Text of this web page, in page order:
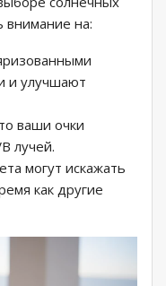
внимание на:
и улучшают
ваши очки
лучей.
могут искажать
как другие